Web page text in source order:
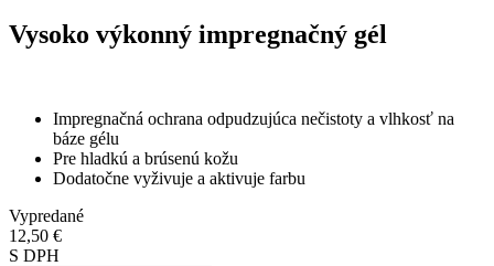
Vysoko výkonný impregnačný gél
Impregnačná ochrana odpudzujúca nečistoty a vlhkosť na
báze gélu
Pre hladkú a brúsenú kožu
Dodatočne vyživuje a aktivuje farbu
Vypredané
12,50 €
S DPH